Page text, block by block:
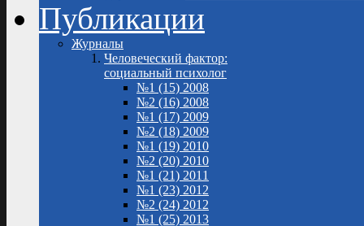
Публикации
Журналы
Человеческий фактор:
социальный психолог
№1 (15) 2008
№2 (16) 2008
№1 (17) 2009
№2 (18) 2009
№1 (19) 2010
№2 (20) 2010
№1 (21) 2011
№1 (23) 2012
№2 (24) 2012
№1 (25) 2013